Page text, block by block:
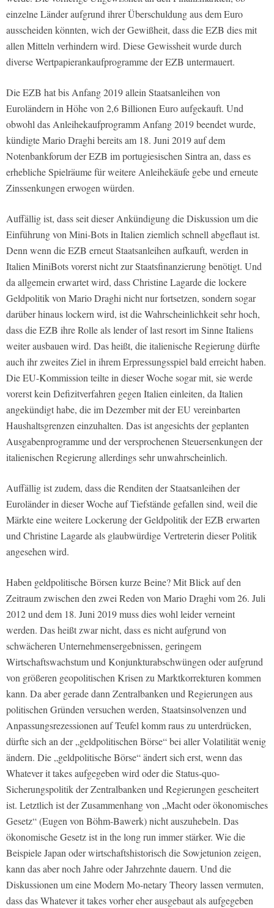
einzelne Länder aufgrund ihrer Überschuldung aus dem Euro
ausscheiden könnten, wich der Gewißheit, dass die EZB dies mit
allen Mitteln verhindern wird. Diese Gewissheit wurde durch
diverse Wertpapierankaufprogramme der EZB untermauert.
Die EZB hat bis Anfang 2019 allein Staatsanleihen von
Euroländern in Höhe von 2,6 Billionen Euro aufgekauft. Und
obwohl das Anleihekaufprogramm Anfang 2019 beendet wurde,
kündigte Mario Draghi bereits am 18. Juni 2019 auf dem
Notenbankforum der EZB im portugiesischen Sintra an, dass es
erhebliche Spielräume für weitere Anleihekäufe gebe und erneute
Zinssenkungen erwogen würden.
Auffällig ist, dass seit dieser Ankündigung die Diskussion um die
Einführung von Mini-Bots in Italien ziemlich schnell abgeflaut ist.
Denn wenn die EZB erneut Staatsanleihen aufkauft, werden in
Italien MiniBots vorerst nicht zur Staatsfinanzierung benötigt. Und
da allgemein erwartet wird, dass Christine Lagarde die lockere
Geldpolitik von Mario Draghi nicht nur fortsetzen, sondern sogar
darüber hinaus lockern wird, ist die Wahrscheinlichkeit sehr hoch,
dass die EZB ihre Rolle als lender of last resort im Sinne Italiens
weiter ausbauen wird. Das heißt, die italienische Regierung dürfte
auch ihr zweites Ziel in ihrem Erpressungsspiel bald erreicht haben.
Die EU-Kommission teilte in dieser Woche sogar mit, sie werde
vorerst kein Defizitverfahren gegen Italien einleiten, da Italien
angekündigt habe, die im Dezember mit der EU vereinbarten
Haushaltsgrenzen einzuhalten. Das ist angesichts der geplanten
Ausgabenprogramme und der versprochenen Steuersenkungen der
italienischen Regierung allerdings sehr unwahrscheinlich.
Auffällig ist zudem, dass die Renditen der Staatsanleihen der
Euroländer in dieser Woche auf Tiefstände gefallen sind, weil die
Märkte eine weitere Lockerung der Geldpolitik der EZB erwarten
und Christine Lagarde als glaubwürdige Vertreterin dieser Politik
angesehen wird.
Haben geldpolitische Börsen kurze Beine? Mit Blick auf den
Zeitraum zwischen den zwei Reden von Mario Draghi vom 26. Juli
2012 und dem 18. Juni 2019 muss dies wohl leider verneint
werden. Das heißt zwar nicht, dass es nicht aufgrund von
schwächeren Unternehmensergebnissen, geringem
Wirtschaftswachstum und Konjunkturabschwüngen oder aufgrund
von größeren geopolitischen Krisen zu Marktkorrekturen kommen
kann. Da aber gerade dann Zentralbanken und Regierungen aus
politischen Gründen versuchen werden, Staatsinsolvenzen und
Anpassungsrezessionen auf Teufel komm raus zu unterdrücken,
dürfte sich an der „geldpolitischen Börse“ bei aller Volatilität wenig
ändern. Die „geldpolitische Börse“ ändert sich erst, wenn das
Whatever it takes aufgegeben wird oder die Status-quo-
Sicherungspolitik der Zentralbanken und Regierungen gescheitert
ist. Letztlich ist der Zusammenhang von „Macht oder ökonomisches
Gesetz“ (Eugen von Böhm-Bawerk) nicht auszuhebeln. Das
ökonomische Gesetz ist in the long run immer stärker. Wie die
Beispiele Japan oder wirtschaftshistorisch die Sowjetunion zeigen,
kann das aber noch Jahre oder Jahrzehnte dauern. Und die
Diskussionen um eine Modern Mo-netary Theory lassen vermuten,
dass das Whatever it takes vorher eher ausgebaut als aufgegeben